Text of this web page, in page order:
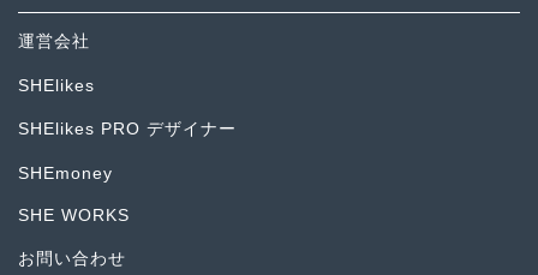
運営会社
SHElikes
SHElikes PRO デザイナー
SHEmoney
SHE WORKS
お問い合わせ